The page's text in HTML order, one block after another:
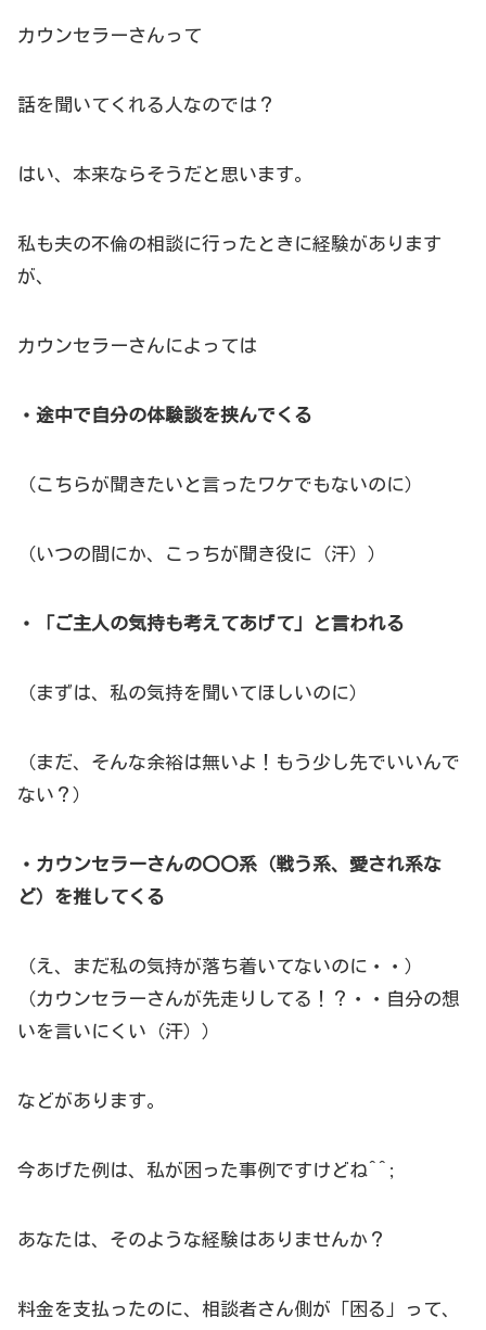
カウンセラーさんって
話を聞いてくれる人なのでは？
はい、本来ならそうだと思います。
私も夫の不倫の相談に行ったときに経験があります
が、
カウンセラーさんによっては
・途中で自分の体験談を挟んでくる
（こちらが聞きたいと言ったワケでもないのに）
（いつの間にか、こっちが聞き役に（汗））
・「ご主人の気持も考えてあげて」と言われる
（まずは、私の気持を聞いてほしいのに）
（まだ、そんな余裕は無いよ！もう少し先でいいんで
ない？）
・カウンセラーさんの〇〇系（戦う系、愛され系な
ど）を推してくる
（え、まだ私の気持が落ち着いてないのに・・）
（カウンセラーさんが先走りしてる！？・・自分の想
いを言いにくい（汗））
などがあります。
今あげた例は、私が困った事例ですけどね^^;
あなたは、そのような経験はありませんか？
料金を支払ったのに、相談者さん側が「困る」って、